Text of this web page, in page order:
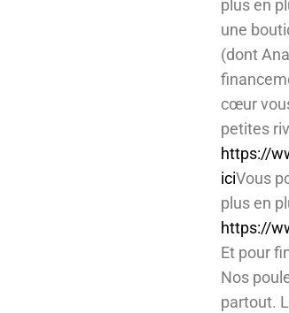
plus en
une
(dont
cœur
petites
https://
iciVous
plus en
https://
Et pour
Nos
partout.